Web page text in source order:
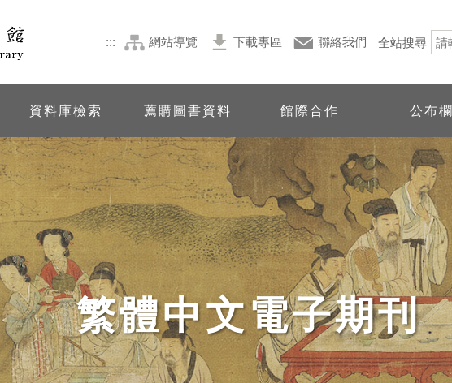
::: 網站導覽 下載專區 聯絡我們 全站搜尋
資料庫檢索 薦購圖書資料 館際合作 公布欄
繁體中文電子期刊